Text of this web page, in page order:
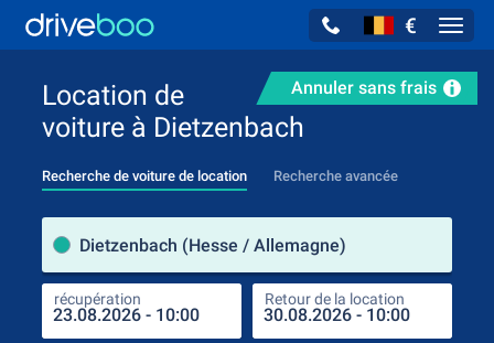
€
Annuler sans frais
Location de
voiture à Dietzenbach
Recherche de voiture de location Recherche avancée
Dietzenbach (Hesse / Allemagne)
récupération Retour de la location